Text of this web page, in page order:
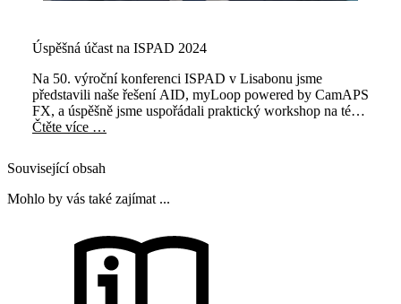
Úspěšná účast na ISPAD 2024
Na 50. výroční konferenci ISPAD v Lisabonu jsme
představili naše řešení AID, myLoop powered by CamAPS
FX, a úspěšně jsme uspořádali praktický workshop na téma
"Automatizované podávání inzulinu pomocí CamAPS FX
Čtěte více …
Související obsah
Mohlo by vás také zajímat ...